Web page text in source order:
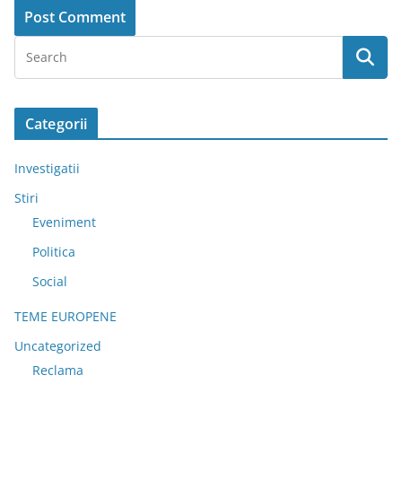
Categorii
Investigatii
Stiri
Eveniment
Politica
Social
TEME EUROPENE
Uncategorized
Reclama